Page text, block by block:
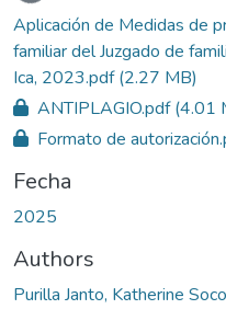
Aplicación de Medidas de
familiar del Juzgado de
Ica, 2023.pdf(2.27 MB)
ANTIPLAGIO.pdf(4.01
Formato de
Fecha
2025
Authors
Purilla Janto, Katherine